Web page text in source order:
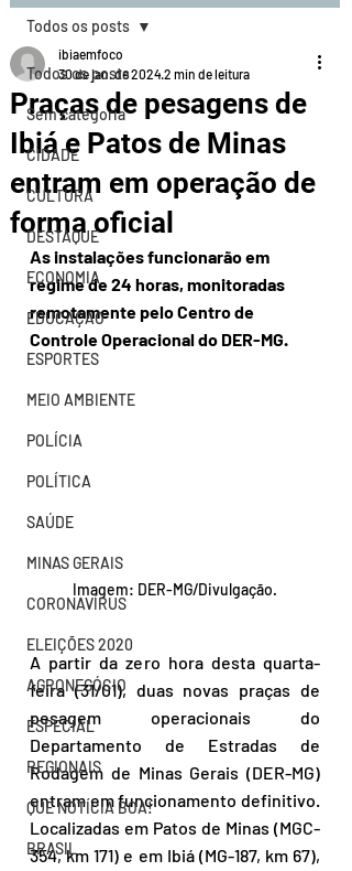
Todos os posts
Sem categoria
CIDADE
CULTURA
DESTAQUE
ECONOMIA
EDUCAÇÃO
ESPORTES
MEIO AMBIENTE
POLÍCIA
POLÍTICA
SAÚDE
MINAS GERAIS
CORONAVÍRUS
ELEIÇÕES 2020
AGRONEGÓCIO
ESPECIAL
REGIONAIS
QUE NOTÍCIA BOA!
BRASIL
Todos os posts
Praças de pesagens de
Ibiá e Patos de Minas
entram em operação de
forma oficial
ibiaemfoco
30 de jan. de 20242 min de leitura
As instalações funcionarão em
regime de 24 horas, monitoradas
remotamente pelo Centro de
Controle Operacional do DER-MG.
Imagem: DER-MG/Divulgação.
A partir da zero hora desta quarta-
feira (31/01), duas novas praças de
pesagem operacionais do
Departamento de Estradas de
Rodagem de Minas Gerais (DER-MG)
entram em funcionamento definitivo.
Localizadas em Patos de Minas (MGC-
354, km 171) e em Ibiá (MG-187, km 67),